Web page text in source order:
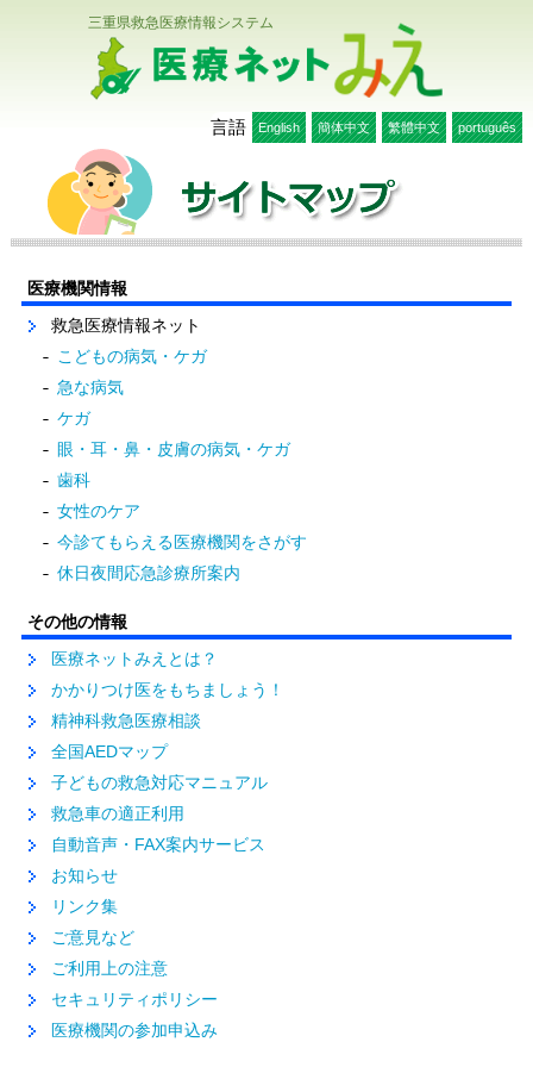
三重県救急医療情報システム
言語 English 簡体中文 繁體中文 português
医療機関情報
救急医療情報ネット
こどもの病気・ケガ
急な病気
ケガ
眼・耳・鼻・皮膚の病気・ケガ
歯科
女性のケア
今診てもらえる医療機関をさがす
休日夜間応急診療所案内
その他の情報
医療ネットみえとは？
かかりつけ医をもちましょう！
精神科救急医療相談
全国AEDマップ
子どもの救急対応マニュアル
救急車の適正利用
自動音声・FAX案内サービス
お知らせ
リンク集
ご意見など
ご利用上の注意
セキュリティポリシー
医療機関の参加申込み